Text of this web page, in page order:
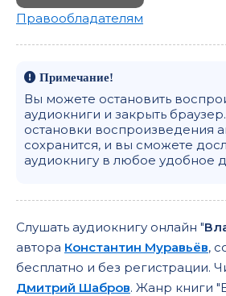
Правообладателям
Примечание!
Вы можете остановить
аудиокниги и закрыть
остановки воспроизведения
сохранится, и вы сможете
аудиокнигу в любое удобное
Слушать аудиокнигу онлайн "
автора Константин Муравьёв,
бесплатно и без регистрации.
Дмитрий Шабров. Жанр книги